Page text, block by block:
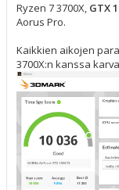
Ryzen 7 3700X, GTX
Aorus Pro.
Kaikkien aikojen
3700X:n kanssa